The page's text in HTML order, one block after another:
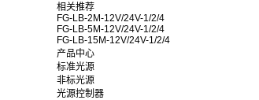
相关推荐
FG-LB-2M-12V/24V-1/2/4
FG-LB-5M-12V/24V-1/2/4
FG-LB-15M-12V/24V-1/2/4
产品中心
标准光源
非标光源
光源控制器